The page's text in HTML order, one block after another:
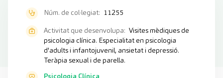
Núm. de col·legiat: 11255
Activitat que desenvolupa: Visites mèdiques de
psicologia clínica. Especialitat en psicologia
d'adults i infantojuvenil, ansietat i depressió.
Teràpia sexual i de parella.
Psicologia Clínica